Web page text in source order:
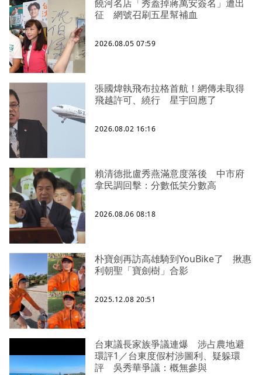
饒河名店「秀蓋掉蔣萬安簽名」遭出
征 網號召刷五星幫補血
2026.08.05 07:59
張國煒執飛布拉格首航！網傳未取得
飛越許可、繞行 星宇回應了
2026.08.02 16:16
賴清德批盧秀燕滿意度落後 中市府
拿民調回擊：分數低笑分數高
2026.08.06 08:18
朴寶劍再訪高雄騎到YouBike了 揪惠
利朝聖「寶劍樹」合影
2025.12.08 20:51
台東議長家族爭議連爆 涉占農地避
環評1／台東度假村涉圖利、疑躲環
評 吳秀華爭議：概無參與